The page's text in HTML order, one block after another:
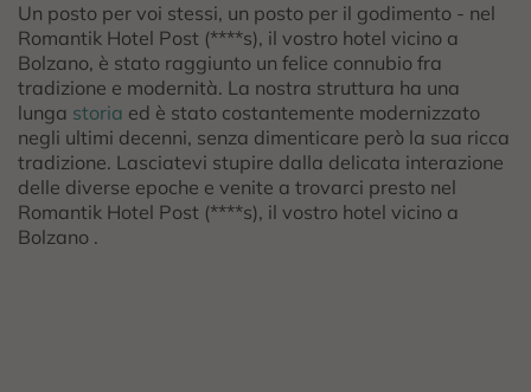
Un posto per voi stessi, un posto per il godimento - nel
Romantik Hotel Post (****s), il vostro hotel vicino a
Bolzano, è stato raggiunto un felice connubio fra
tradizione e modernità. La nostra struttura ha una
lunga storia ed è stato costantemente modernizzato
negli ultimi decenni, senza dimenticare però la sua ricca
tradizione. Lasciatevi stupire dalla delicata interazione
delle diverse epoche e venite a trovarci presto nel
Romantik Hotel Post (****s), il vostro hotel vicino a
Bolzano .